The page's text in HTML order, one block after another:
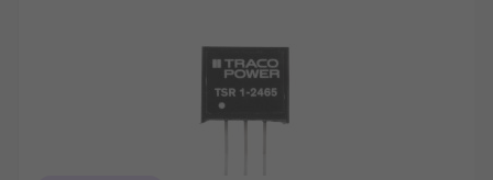
devices that are battery powered. They can
prevent short circuits and ensure over voltage
and under voltage protection. Switching